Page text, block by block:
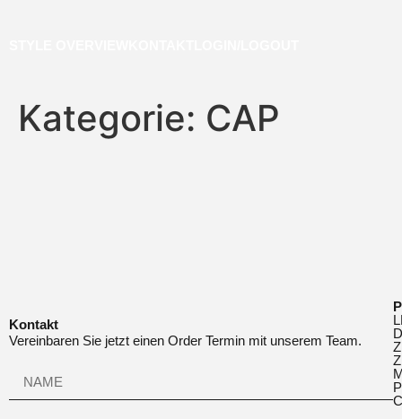
Kategorie: CAP
Kontakt
Vereinbaren Sie jetzt einen Order Termin mit unserem Team.